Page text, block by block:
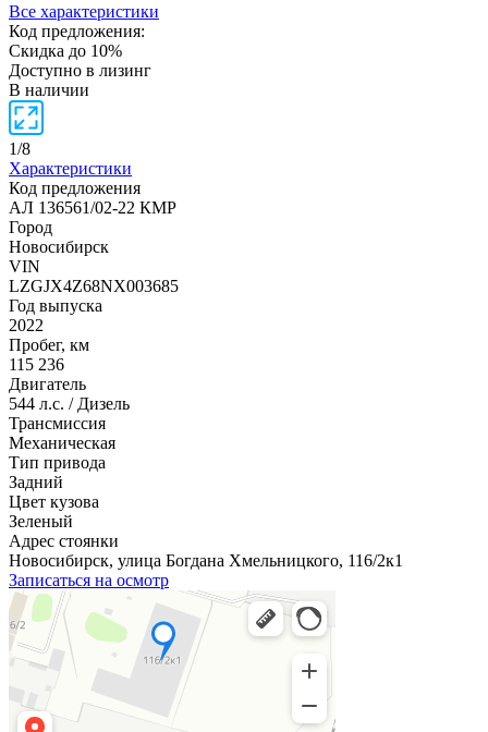
Все характеристики
Код предложения:
Скидка до 10%
Доступно в лизинг
В наличии
1/8
Характеристики
Код предложения
АЛ 136561/02-22 КМР
Город
Новосибирск
VIN
LZGJX4Z68NX003685
Год выпуска
2022
Пробег, км
115 236
Двигатель
544 л.с. / Дизель
Трансмиссия
Механическая
Тип привода
Задний
Цвет кузова
Зеленый
Адрес стоянки
Новосибирск, улица Богдана Хмельницкого, 116/2к1
Записаться на осмотр